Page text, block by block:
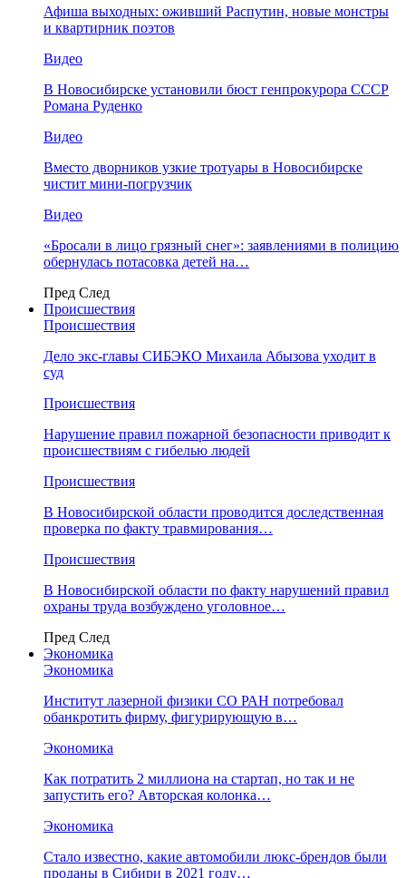
Афиша выходных: оживший Распутин, новые монстры
и квартирник поэтов
Видео
В Новосибирске установили бюст генпрокурора СССР
Романа Руденко
Видео
Вместо дворников узкие тротуары в Новосибирске
чистит мини-погрузчик
Видео
«Бросали в лицо грязный снег»: заявлениями в полицию
обернулась потасовка детей на…
Пред След
Происшествия
Происшествия
Дело экс-главы СИБЭКО Михаила Абызова уходит в
суд
Происшествия
Нарушение правил пожарной безопасности приводит к
происшествиям с гибелью людей
Происшествия
В Новосибирской области проводится доследственная
проверка по факту травмирования…
Происшествия
В Новосибирской области по факту нарушений правил
охраны труда возбуждено уголовное…
Пред След
Экономика
Экономика
Институт лазерной физики СО РАН потребовал
обанкротить фирму, фигурирующую в…
Экономика
Как потратить 2 миллиона на стартап, но так и не
запустить его? Авторская колонка…
Экономика
Стало известно, какие автомобили люкс-брендов были
проданы в Сибири в 2021 году…